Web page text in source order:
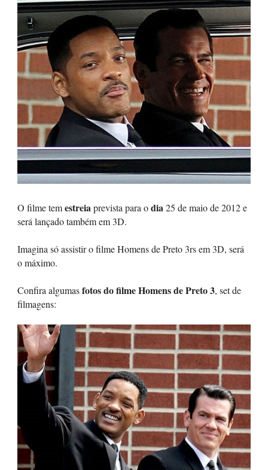
O filme temestreiaprevista para odia25 de maio de 2012 e
será lançado também em 3D.
Imagina só assistir o filme Homens de Preto 3rs em 3D, será
o máximo.
Confira algumasfotos do filme Homens de Preto 3, set de
filmagens: